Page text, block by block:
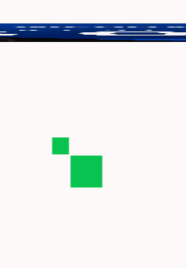
vinna 3000 kr.